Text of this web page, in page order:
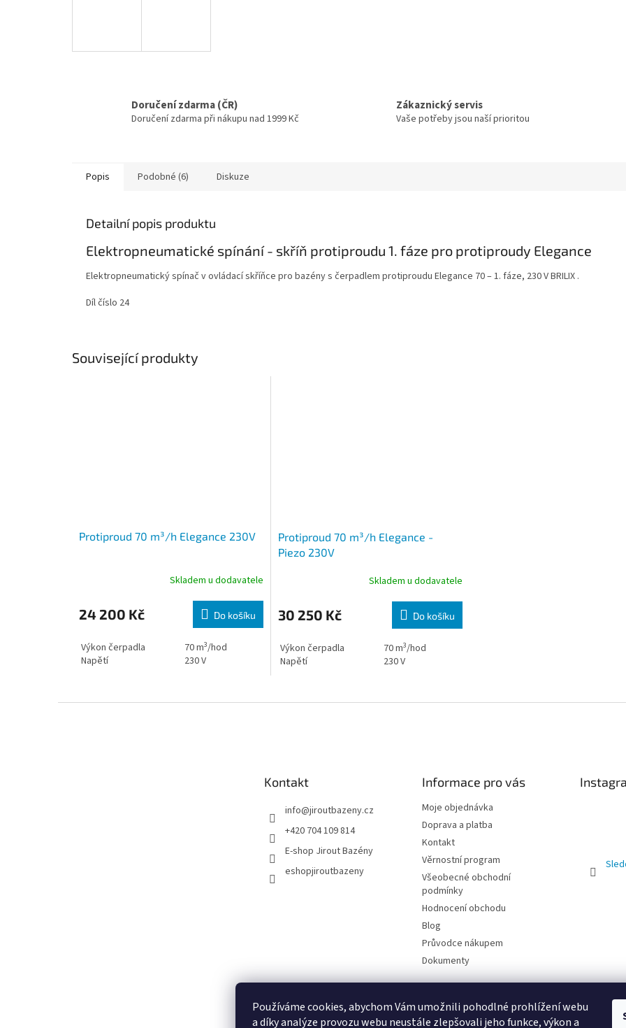
Používáme cookies, abychom Vám umožnili pohodlné prohlížení webu
a díky analýze provozu webu neustále zlepšovali jeho funkce, výkon a
Doručení zdarma (ČR)
Doručení zdarma při nákupu nad 1999 Kč
Zákaznický servis
Vaše potřeby jsou naší prioritou
Popis Podobné (6) Diskuze
Detailní popis produktu
Elektropneumatické spínání - skříň protiproudu 1. fáze pro protiproudy Elegance
Elektropneumatický spínač v ovládací skříňce pro bazény s čerpadlem protiproudu Elegance 70 – 1. fáze, 230 V BRILIX .
Díl číslo 24
Související produkty
Protiproud 70 m³/h Elegance 230V
Skladem u dodavatele
24 200 Kč Do košíku
Výkon čerpadla 70m3/hod
Napětí
230 V
Protiproud 70 m³/h Elegance -
Piezo 230V
Skladem u dodavatele
30 250 Kč Do košíku
Výkon čerpadla 70m3/hod
Napětí
230 V
Kontakt
info@jiroutbazeny.cz
+420 704 109 814
E-shop Jirout Bazény
eshopjiroutbazeny
Informace pro vás
Moje objednávka
Doprava a platba
Kontakt
Věrnostní program
Všeobecné obchodní
podmínky
Hodnocení obchodu
Blog
Průvodce nákupem
Dokumenty